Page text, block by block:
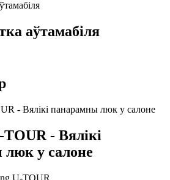
аўтамабіля
- Вялікі
у салоне